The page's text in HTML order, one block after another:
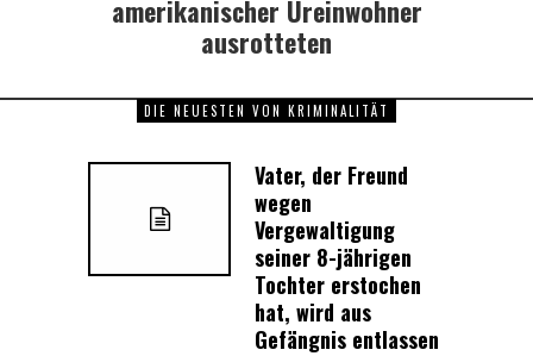
amerikanischer Ureinwohner
ausrotteten
DIE NEUESTEN VON KRIMINALITÄT
Vater, der Freund
wegen
Vergewaltigung
seiner 8-jährigen
Tochter erstochen
hat, wird aus
Gefängnis entlassen